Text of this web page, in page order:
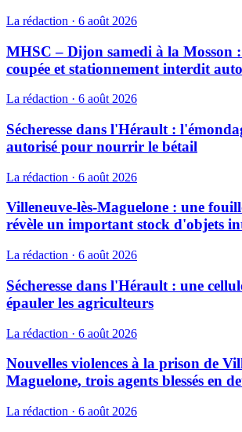
La rédaction · 6 août 2026
MHSC – Dijon samedi à la Mosson
coupée et stationnement interdit
La rédaction · 6 août 2026
Sécheresse dans l'Hérault :
autorisé pour nourrir le bétail
La rédaction · 6 août 2026
Villeneuve-lès-Maguelone : une
révèle un important stock d'objets
La rédaction · 6 août 2026
Sécheresse dans l'Hérault : une
épauler les agriculteurs
La rédaction · 6 août 2026
Nouvelles violences à la prison de
Maguelone, trois agents blessés en
La rédaction · 6 août 2026